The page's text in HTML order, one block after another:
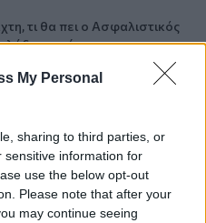
My Personal
sharing to third parties, or
sensitive information for
use the below opt-out
Please note that after your
may continue seeing
τι θα πει ο Ασφαλιστικός
υγείας;
ύψους 240 εκατ. ευρώ